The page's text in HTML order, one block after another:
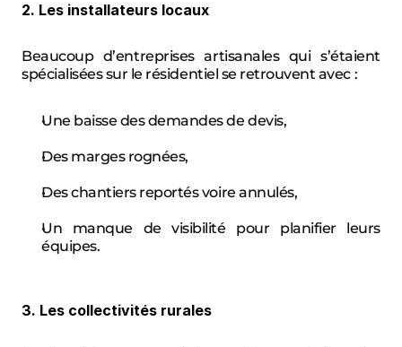
2. Les installateurs locaux
Beaucoup d’entreprises artisanales qui s’étaient
spécialisées sur le résidentiel se retrouvent avec :
Une baisse des demandes de devis,
Des marges rognées,
Des chantiers reportés voire annulés,
Un manque de visibilité pour planifier leurs
équipes.
3. Les collectivités rurales